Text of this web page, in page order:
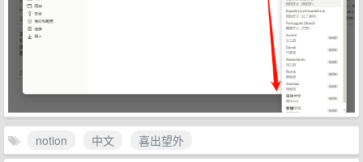
notion 中文
喜出望外